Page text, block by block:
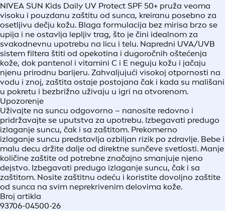
NIVEA SUN Kids Daily UV Protect SPF 50+ pruža veoma
visoku i pouzdanu zaštitu od sunca, kreiranu posebno za
osetljivu dečju kožu. Blaga formulacija bez mirisa brzo se
upija i ne ostavlja lepljiv trag, što je čini idealnom za
svakodnevnu upotrebu na licu i telu. Napredni UVA/UVB
sistem filtera štiti od opekotina i dugoročnih oštećenja
kože, dok pantenol i vitamini C i E neguju kožu i jačaju
njenu prirodnu barijeru. Zahvaljujući visokoj otpornosti na
vodu i znoj, zaštita ostaje postojana čak i kada su mališani
u pokretu i bezbrižno uživaju u igri na otvorenom.
Upozorenje
Uživajte na suncu odgovorno – nanosite redovno i
pridržavajte se uputstva za upotrebu. Izbegavati predugo
izlaganje suncu, čak i sa zaštitom. Prekomerno
izlaganje suncu predstavlja ozbiljan rizik po zdravlje. Bebe i
malu decu držite dalje od direktne sunčeve svetlosti. Manje
količine zaštite od potrebne značajno smanjuje njeno
dejstvo. Izbegavati predugo izlaganje suncu, čak i sa
zaštitom. Nosite zaštitnu odeću i koristite dovoljno zaštite
od sunca na svim neprekrivenim delovima kože.
Broj artikla
93706-04500-26